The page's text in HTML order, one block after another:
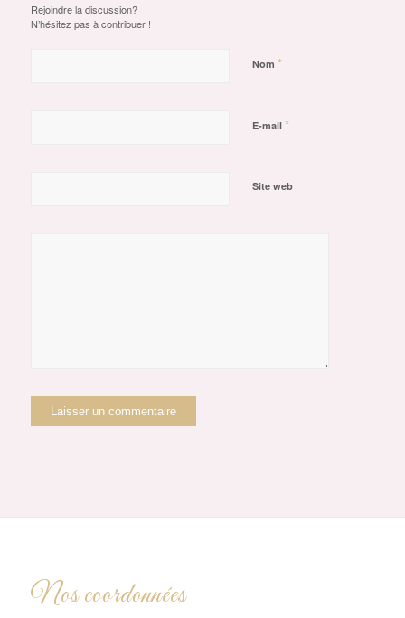
Rejoindre la discussion?
N’hésitez pas à contribuer !
Nom *
E-mail *
Site web
Nos coordonnées